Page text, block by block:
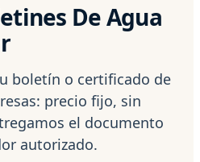
De Agua
boletín o certificado de
precio fijo, sin
el documento
autorizado.